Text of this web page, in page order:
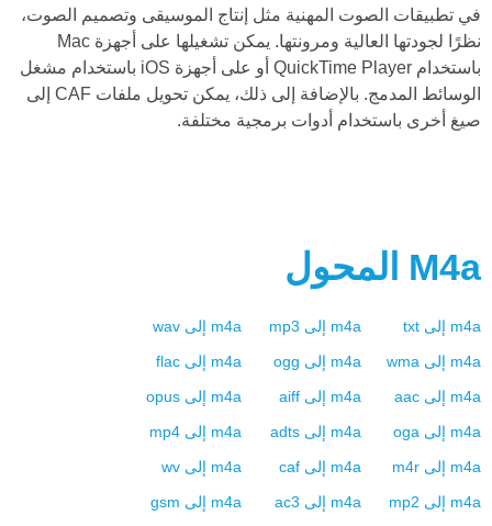
في تطبيقات الصوت المهنية مثل إنتاج الموسيقى وتصميم الصوت،
نظرًا لجودتها العالية ومرونتها. يمكن تشغيلها على أجهزة Mac
باستخدام QuickTime Player أو على أجهزة iOS باستخدام مشغل
الوسائط المدمج. بالإضافة إلى ذلك، يمكن تحويل ملفات CAF إلى
صيغ أخرى باستخدام أدوات برمجية مختلفة.
M4a المحول
m4a إلى txt
m4a إلى mp3
m4a إلى wav
m4a إلى wma
m4a إلى ogg
m4a إلى flac
m4a إلى aac
m4a إلى aiff
m4a إلى opus
m4a إلى oga
m4a إلى adts
m4a إلى mp4
m4a إلى m4r
m4a إلى caf
m4a إلى wv
m4a إلى mp2
m4a إلى ac3
m4a إلى gsm